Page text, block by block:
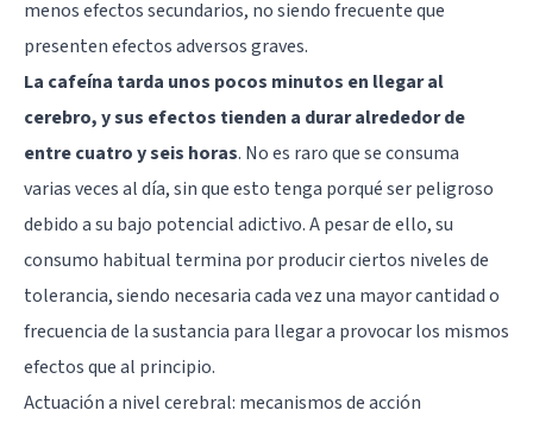
menos efectos secundarios, no siendo frecuente que
presenten efectos adversos graves.
La cafeína tarda unos pocos minutos en llegar al
cerebro, y sus efectos tienden a durar alrededor de
entre cuatro y seis horas. No es raro que se consuma
varias veces al día, sin que esto tenga porqué ser peligroso
debido a su bajo potencial adictivo. A pesar de ello, su
consumo habitual termina por producir ciertos niveles de
tolerancia, siendo necesaria cada vez una mayor cantidad o
frecuencia de la sustancia para llegar a provocar los mismos
efectos que al principio.
Actuación a nivel cerebral: mecanismos de acción